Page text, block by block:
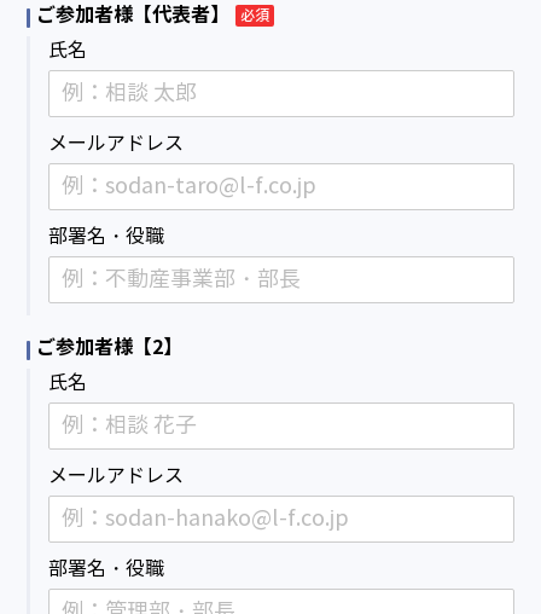
ご参加者様【代表者】 必須
氏名
メールアドレス
部署名・役職
ご参加者様【2】
氏名
メールアドレス
部署名・役職